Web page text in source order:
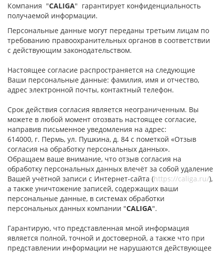
Компания "CALIGA" гарантирует конфиденциальность
получаемой информации.
Персональные данные могут переданы третьим лицам по
требованию правоохранительных органов в соответствии
с действующим законодательством.
Настоящее согласие распространяется на следующие
Ваши персональные данные: фамилия, имя и отчество,
адрес электронной почты, контактный телефон.
Срок действия согласия является неограниченным. Вы
можете в любой момент отозвать настоящее согласие,
направив письменное уведомления на адрес:
614000, г. Пермь, ул. Пушкина, д. 84 с пометкой «Отзыв
согласия на обработку персональных данных».
Обращаем ваше внимание, что отзыв согласия на
обработку персональных данных влечёт за собой удаление
Вашей учётной записи с Интернет-сайта (https://caliga.ru/),
а также уничтожение записей, содержащих ваши
персональные данные, в системах обработки
персональных данных компании "CALIGA".
Гарантирую, что представленная мной информация
является полной, точной и достоверной, а также что при
представлении информации не нарушаются действующее